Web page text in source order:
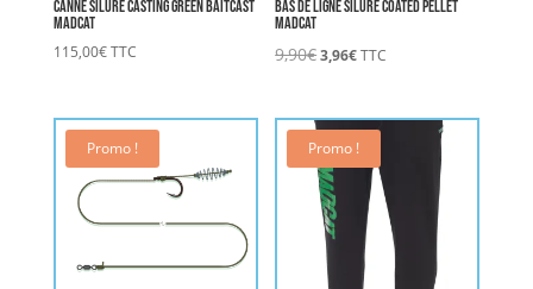
Canne Silure Casting Green Baitcast
MADCAT
115,00€TTC
Bas De Ligne Silure Coated Pellet
MADCAT
9,90€ Le
était :
9,90€.
3,96€Le
est :
3,96€.
TTC
Promo ! Promo !